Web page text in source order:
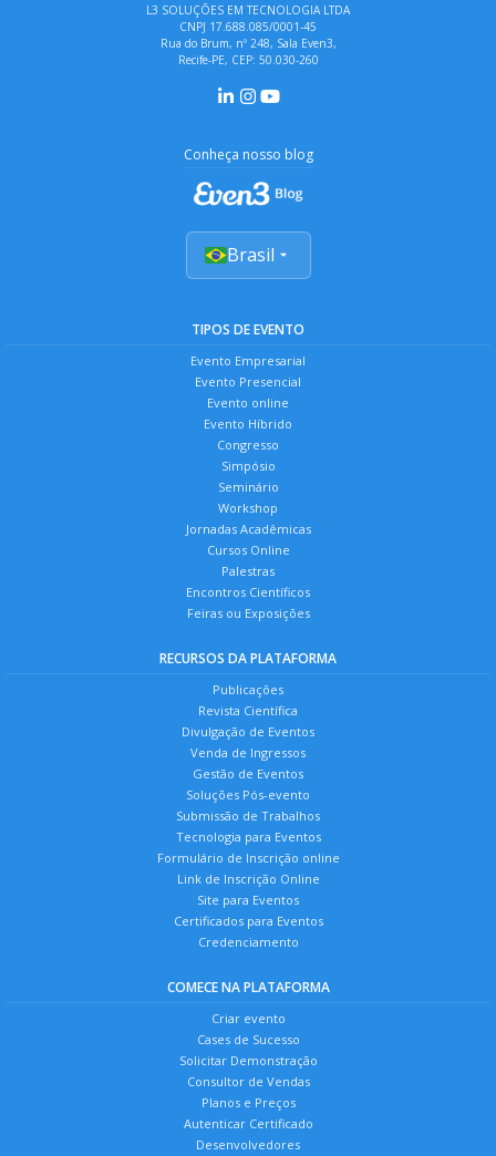
L3 SOLUÇÕES EM TECNOLOGIA LTDA
CNPJ 17.688.085/0001-45
Rua do Brum, nº 248, Sala Even3,
Recife-PE, CEP: 50.030-260
Conheça nosso blog
Brasil
TIPOS DE EVENTO
Evento Empresarial
Evento Presencial
Evento online
Evento Híbrido
Congresso
Simpósio
Seminário
Workshop
Jornadas Acadêmicas
Cursos Online
Palestras
Encontros Científicos
Feiras ou Exposições
RECURSOS DA PLATAFORMA
Publicações
Revista Científica
Divulgação de Eventos
Venda de Ingressos
Gestão de Eventos
Soluções Pós-evento
Submissão de Trabalhos
Tecnologia para Eventos
Formulário de Inscrição online
Link de Inscrição Online
Site para Eventos
Certificados para Eventos
Credenciamento
COMECE NA PLATAFORMA
Criar evento
Cases de Sucesso
Solicitar Demonstração
Consultor de Vendas
Planos e Preços
Autenticar Certificado
Desenvolvedores